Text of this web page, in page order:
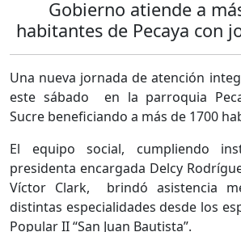
Gobierno atiende a
habitantes de Pecaya con
Una nueva jornada de atención
este sábado en la parroquia
Sucre beneficiando a más de 1700
El equipo social, cumpliendo
presidenta encargada Delcy
Víctor Clark, brindó asistencia
distintas especialidades desde los
Popular II “San Juan Bautista”.